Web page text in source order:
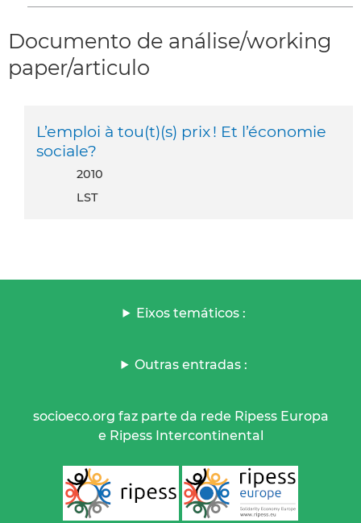
Documento de análise/working
paper/articulo
L’emploi à tou(t)(s) prix ! Et l’économie
sociale?
2010
LST
Eixos temáticos :
Outras entradas :
socioeco.org faz parte da rede Ripess Europa
e Ripess Intercontinental